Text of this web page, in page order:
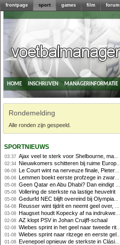
frontpage sport games film forum
home inschrijven managerinformatie
Rondemelding
Alle ronden zijn gespeeld.
sportnieuws
03:37 Ajax veel te sterk voor Shelbourne, maar houdt schade beperkt
02:34 Nieuwkomers schitteren bij ruime Europese zege FC Twente
06-08 Le Court wint na nerveuze finale, Pieterse derde
06-08 Lemmen boekt eerste profzege in zware Ronde van Polen-rit
05-08 Geen Qatar en Abu Dhabi? Dan eindigt Formule 1-seizoen mogelijk in Europa
05-08 Vollering de sterkste na lastige heuvelrit
05-08 Gedurfd NEC blijft overeind bij Olympiakos
04-08 Reusser wint tijdrit en neemt geel over, Nooijen knap tweede
03-08 Haugset houdt Kopecky af na indrukwekkende solo van 86 kilometer
02-08 AZ klopt PSV in Johan Cruijff-schaal
02-08 Wiebes sprint in het geel naar tweede ritzege
01-08 Wiebes sprint naar ritzege en eerste gele trui in Tour Femmes
01-08 Evenepoel opnieuw de sterkste in Clásica San Sebastián